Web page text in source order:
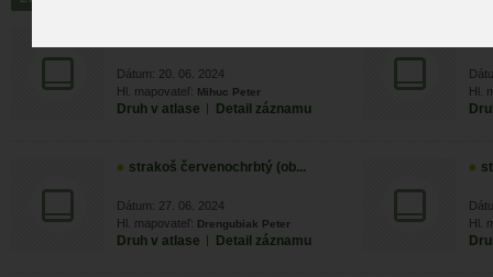
Dátum: 20. 06. 2024
Hl. mapovateľ: Mihuc Peter
Druh v atlase | Detail záznamu
Hl.
strakoš červenochrbtý (ob...
Dátum: 27. 06. 2024
Hl. mapovateľ: Drengubiak Peter
Druh v atlase | Detail záznamu
Hl.